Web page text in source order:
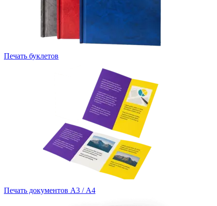
Печать буклетов
Печать документов А3 / А4